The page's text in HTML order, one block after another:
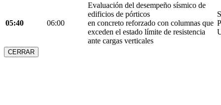
05:40 06:00
Evaluación del desempeño sísmico de
edificios de pórticos
en concreto reforzado con columnas que
exceden el estado límite de resistencia
ante cargas verticales
CERRAR